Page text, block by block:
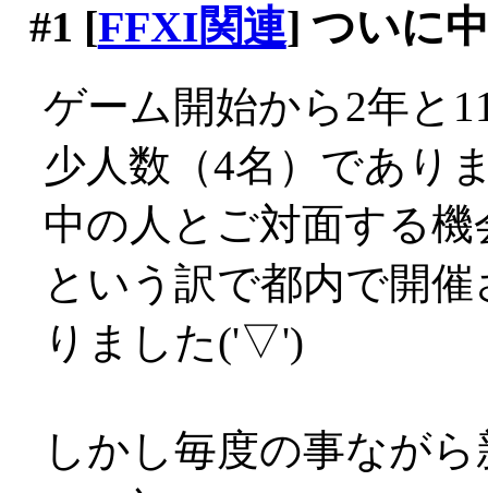
#1 [FFXI関連] ついに
ゲーム開始から2年と
少人数（4名）であり
中の人とご対面する機
という訳で都内で開
りました('▽')
しかし毎度の事なが